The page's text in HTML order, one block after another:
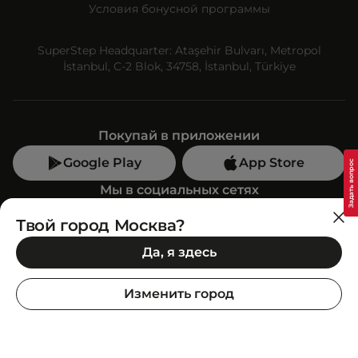
Условия бонусной программы
SuperStep Headquarter: Ataşehir Bulvarı, Metropol
İstanbul, C-2 Blok, 34758, İstanbul, Türkiye
Покупай в приложении
Google Play
App Store
Мы в социальных сетях
Позвони нам
+7 (499) 350-55-33
C 10:00 до 19:00
SuperStep-бот
Твой город Москва?
Да, я здесь
Изменить город